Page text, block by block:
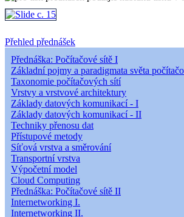
Přehled přednášek
Přednáška: Počítačové sítě I
Základní pojmy a paradigmata světa
Taxonomie počítačových sítí
Vrstvy a vrstvové architektury
Základy datových komunikací - I
Základy datových komunikací - II
Techniky přenosu dat
Přístupové metody
Síťová vrstva a směrování
Transportní vrstva
Výpočetní model
Cloud Computing
Přednáška: Počítačové sítě II
Internetworking I.
Internetworking II.